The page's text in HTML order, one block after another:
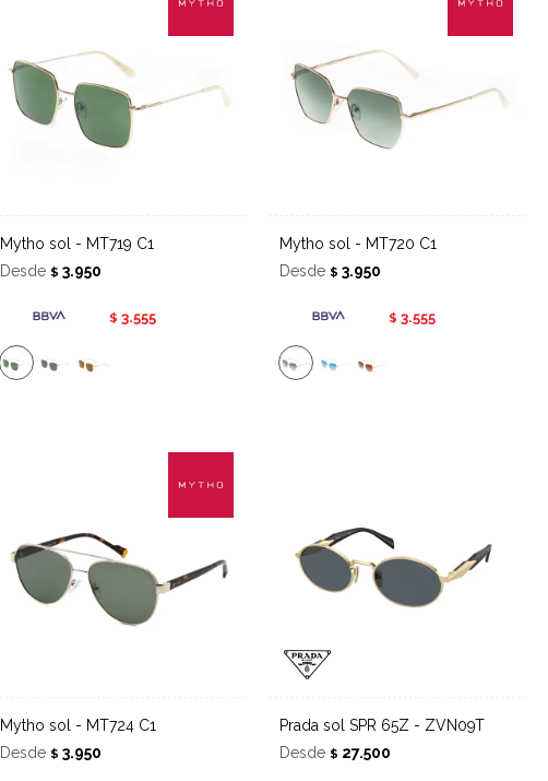
Mytho sol - MT719 C1
Desde$ 3.950
$ 3.555
Mytho sol - MT720 C1
Desde$ 3.950
$ 3.555
Mytho sol - MT724 C1
Desde$ 3.950
Prada sol SPR 65Z - ZVN09T
Desde$ 27.500